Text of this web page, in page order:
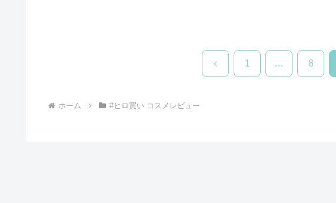
前 1 … 8
ホーム #ヒロ買い コスメレビュー